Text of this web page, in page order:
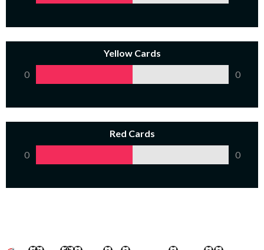
Yellow Cards
0
0
Red Cards
0
0